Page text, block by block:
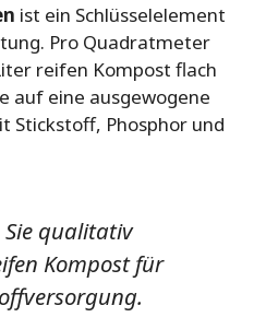
ist ein Schlüsselelement
Pro Quadratmeter
reifen Kompost flach
auf eine ausgewogene
Stickstoff, Phosphor und
Sie qualitativ
Kompost für